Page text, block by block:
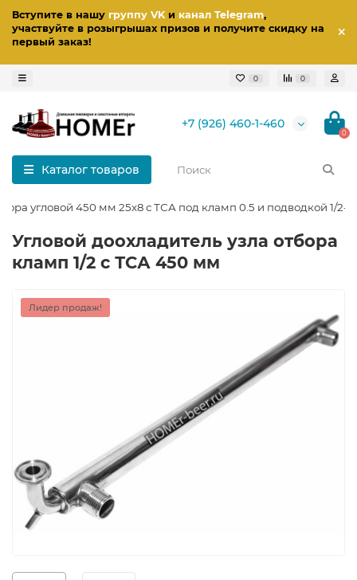
Вступите в нашу группу VKи канал Telegram,
участвуйте в розыгрышах призов и получите скидку на
первый заказ!
0 0
+7 (926) 460-1-460
0
Каталог товаров
угловой 450 мм 25x8 с ТСА под кламп 0.5 и подводкой 1/2-
Угловой доохладитель узла отбора
кламп 1/2 с ТСА 450 мм
Лидер продаж!